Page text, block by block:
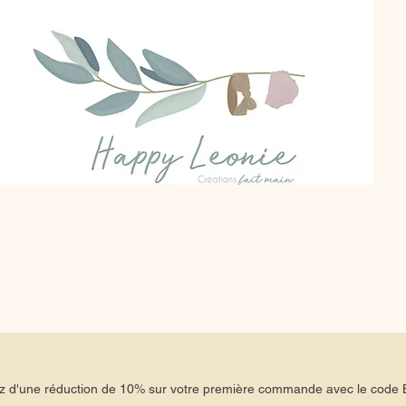
d'une réduction de 10% sur votre première commande avec le code